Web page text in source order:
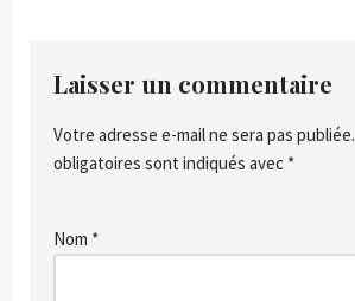
Laisser un commentaire
Votre adresse e-mail ne sera pas publiée.
obligatoires sont indiqués avec *
Nom *